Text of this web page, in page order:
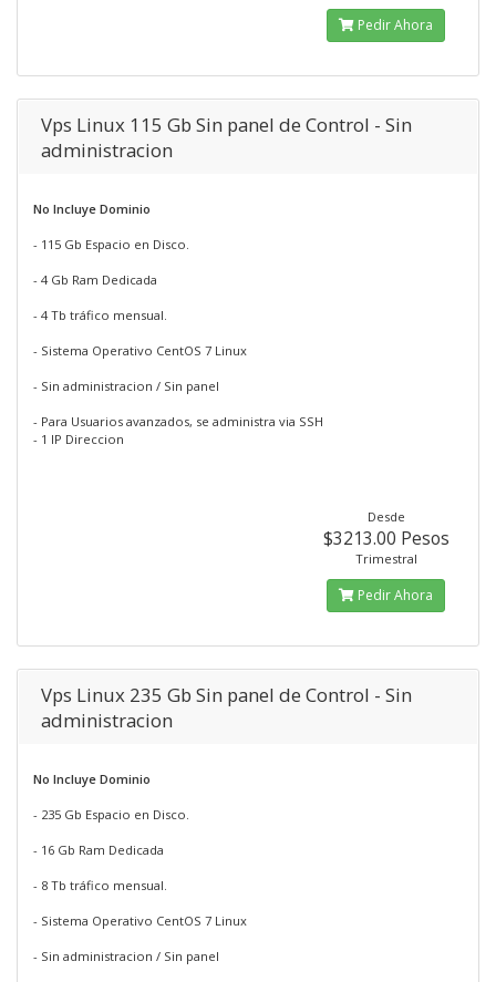
Pedir Ahora
Vps Linux 115 Gb Sin panel de Control - Sin
administracion
No Incluye Dominio
- 115 Gb Espacio en Disco.
- 4 Gb Ram Dedicada
- 4 Tb tráfico mensual.
- Sistema Operativo CentOS 7 Linux
- Sin administracion / Sin panel
- Para Usuarios avanzados, se administra via SSH
- 1 IP Direccion
Desde
$3213.00 Pesos
Trimestral
Pedir Ahora
Vps Linux 235 Gb Sin panel de Control - Sin
administracion
No Incluye Dominio
- 235 Gb Espacio en Disco.
- 16 Gb Ram Dedicada
- 8 Tb tráfico mensual.
- Sistema Operativo CentOS 7 Linux
- Sin administracion / Sin panel